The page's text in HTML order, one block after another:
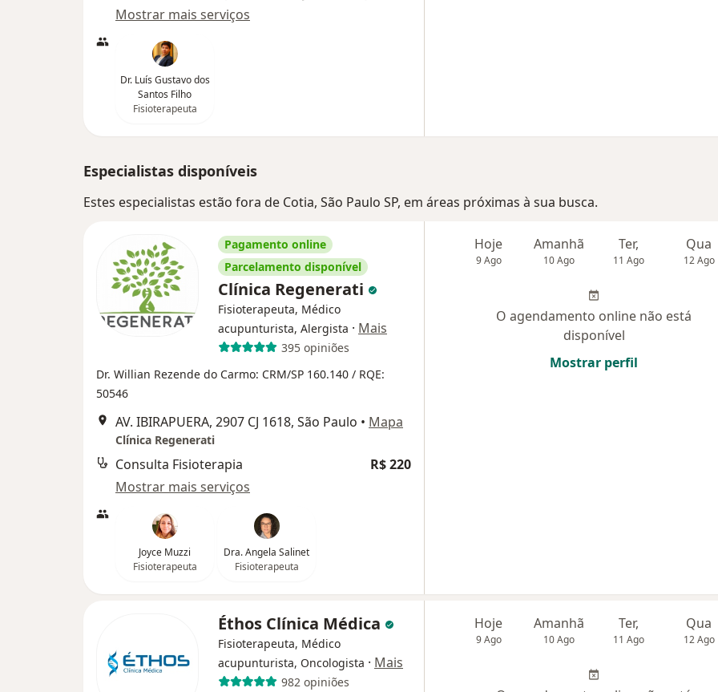
Mostrar mais serviços
Dr. Luís Gustavo dos
Santos Filho
Fisioterapeuta
Especialistas disponíveis
Estes especialistas estão fora de Cotia, São Paulo SP, em áreas próximas à sua busca.
Pagamento online
Parcelamento disponível
Clínica Regenerati
Fisioterapeuta, Médico
acupunturista, Alergista · Mais
395 opiniões
Dr. Willian Rezende do Carmo: CRM/SP 160.140 / RQE:
50546
AV. IBIRAPUERA, 2907 CJ 1618, São Paulo • Mapa
Clínica Regenerati
Consulta Fisioterapia
R$ 220
Mostrar mais serviços
Joyce Muzzi
Fisioterapeuta
Dra. Angela Salinet
Fisioterapeuta
Hoje
9 Ago
Amanhã
10 Ago
Ter,
11 Ago
Qua
12 Ago
O agendamento online não está
disponível
Mostrar perfil
Éthos Clínica Médica
Fisioterapeuta, Médico
acupunturista, Oncologista · Mais
982 opiniões
Hoje
9 Ago
Amanhã
10 Ago
Ter,
11 Ago
Qua
12 Ago